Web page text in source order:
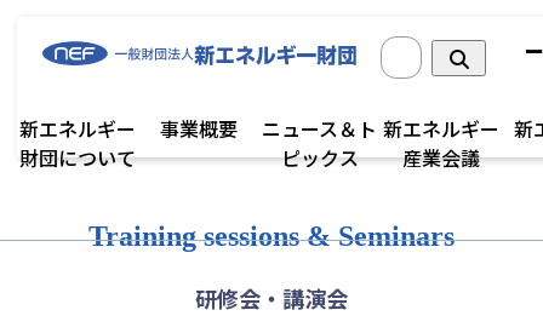
新エネルギー
財団について
事業概要
ニュース＆ト
ピックス
新エネルギー
産業会議
新
Training sessions & Seminars
研修会・講演会